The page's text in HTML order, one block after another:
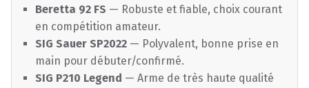
Beretta 92 FS — Robuste et fiable, choix courant
en compétition amateur.
SIG Sauer SP2022 — Polyvalent, bonne prise en
main pour débuter/confirmé.
SIG P210 Legend — Arme de très haute qualité